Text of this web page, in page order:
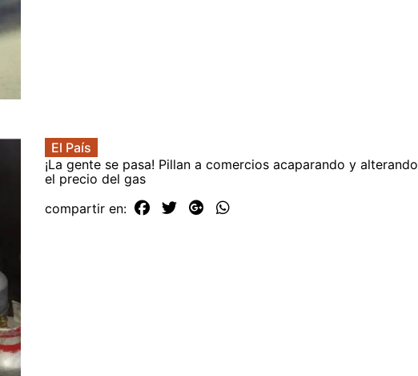
El País
¡La gente se pasa! Pillan a comercios acaparando y alterando
el precio del gas
compartir en: